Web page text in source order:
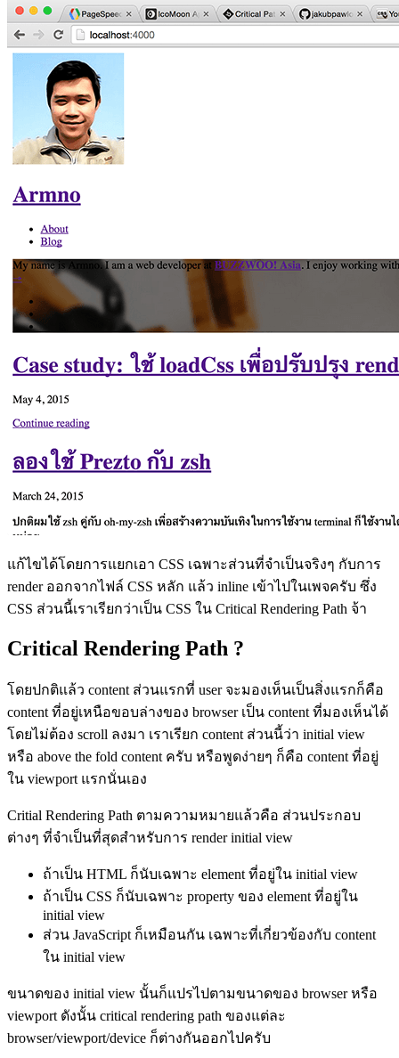
แก้ไขได้โดยการแยกเอา CSS เฉพาะส่วนที่จำเป็นจริงๆ กับการ
render ออกจากไฟล์ CSS หลัก แล้ว inline เข้าไปในเพจครับ ซึ่ง
CSS ส่วนนี้เราเรียกว่าเป็น CSS ใน Critical Rendering Path จ้า
Critical Rendering Path ?
โดยปกติแล้ว content ส่วนแรกที่ user จะมองเห็นเป็นสิ่งแรกก็คือ
content ที่อยู่เหนือขอบล่างของ browser เป็น content ที่มองเห็นได้
โดยไม่ต้อง scroll ลงมา เราเรียก content ส่วนนี้ว่า initial view
หรือ above the fold content ครับ หรือพูดง่ายๆ ก็คือ content ที่อยู่
ใน viewport แรกนั่นเอง
Critial Rendering Path ตามความหมายแล้วคือ ส่วนประกอบ
ต่างๆ ที่จำเป็นที่สุดสำหรับการ render initial view
ถ้าเป็น HTML ก็นับเฉพาะ element ที่อยู่ใน initial view
ถ้าเป็น CSS ก็นับเฉพาะ property ของ element ที่อยู่ใน
initial view
ส่วน JavaScript ก็เหมือนกัน เฉพาะที่เกี่ยวข้องกับ content
ใน initial view
ขนาดของ initial view นั้นก็แปรไปตามขนาดของ browser หรือ
viewport ดังนั้น critical rendering path ของแต่ละ
browser/viewport/device ก็ต่างกันออกไปครับ